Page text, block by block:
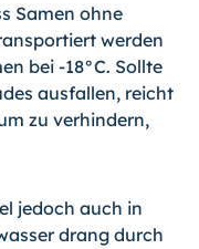
Samen ohne
werden
bei -18°C. Sollte
ausfallen, reicht
zu verhindern,
jedoch auch in
drang durch